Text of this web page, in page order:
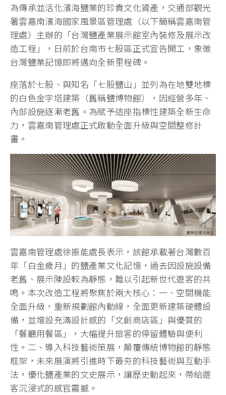
為傳承並活化濱海鹽業的珍貴文化資產，交通部觀光
署雲嘉南濱海國家風景區管理處（以下簡稱雲嘉南管
理處）主辦的「台灣鹽產業展示館室內裝修及展示改
造工程」，日前於台南市七股區正式宣告開工，象徵
台灣鹽業記憶即將邁向全新里程碑。
座落於七股、與知名「七股鹽山」並列為在地雙地標
的白色金字塔建築（舊稱鹽博物館），因經營多年、
內部設施逐漸老舊。為賦予這座指標性建築全新生命
力，雲嘉南管理處正式啟動全面升級與空間整修計
畫。
雲嘉南管理處徐振能處長表示，該館承載著台灣數百
年「白金歲月」的鹽產業文化記憶，過去因設施設備
老舊、展示陳設較為靜態，難以引起新世代遊客的共
鳴。本次改造工程將聚焦於兩大核心：一、空間機能
全面升級，重新規劃館內動線，全面更新建築硬體設
備，並增設充滿設計感的「文創商店區」與優質的
「餐廳用餐區」，大幅提升旅客的停留體驗與便利
性。二、導入科技藝術策展，顛覆傳統博物館的靜態
框架，未來展演將引進時下最夯的科技藝術與互動手
法，優化鹽產業的文史展示，讓歷史動起來，帶給遊
客沉浸式的感官震撼。